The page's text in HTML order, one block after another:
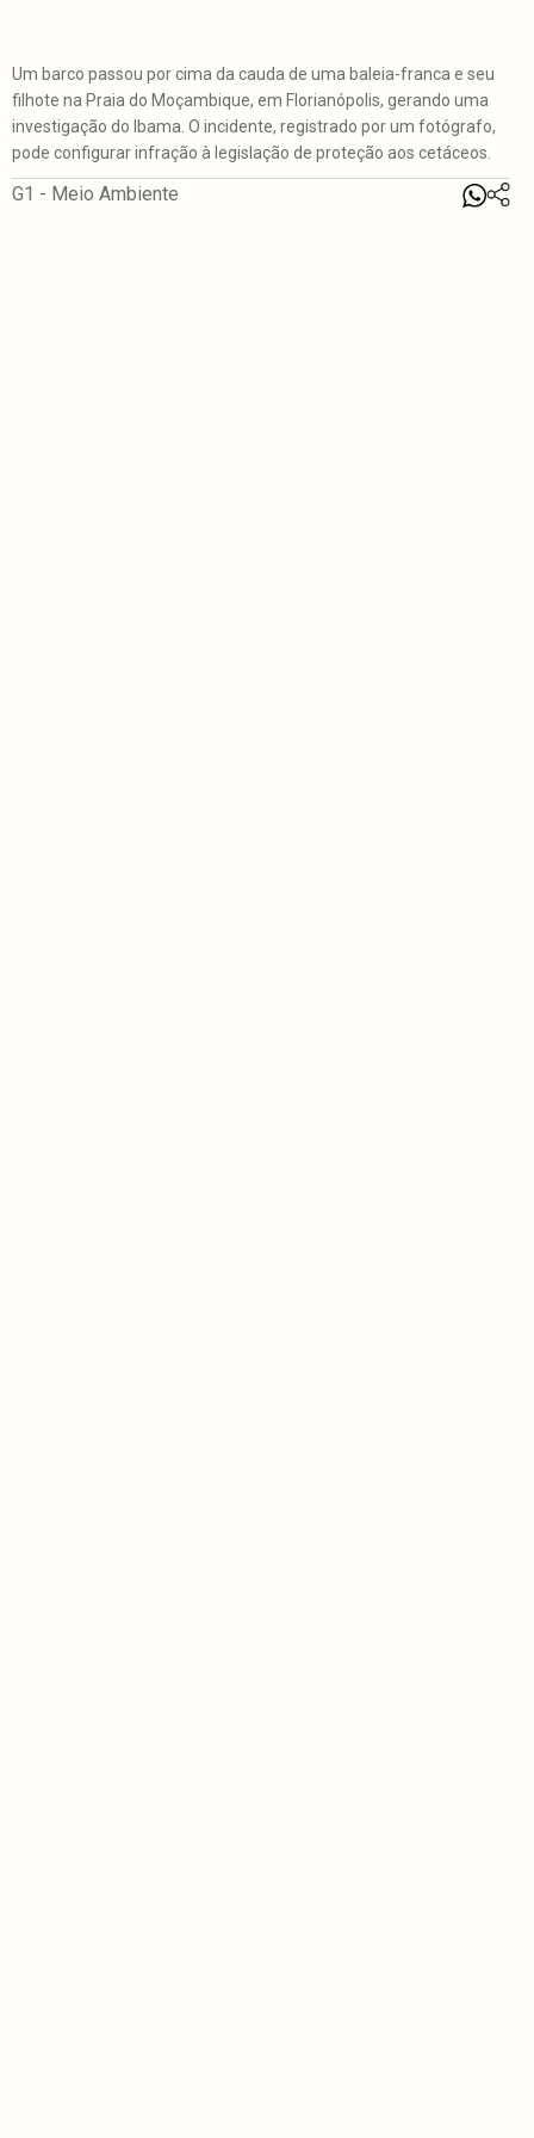
Um barco passou por cima da cauda de uma baleia-franca e seu
filhote na Praia do Moçambique, em Florianópolis, gerando uma
investigação do Ibama. O incidente, registrado por um fotógrafo,
pode configurar infração à legislação de proteção aos cetáceos.
G1 - Meio Ambiente